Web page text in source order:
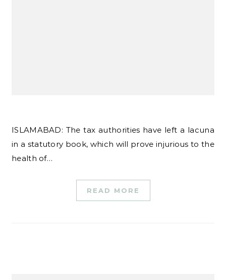
ISLAMABAD: The tax authorities have left a lacuna
in a statutory book, which will prove injurious to the
health of…
READ MORE